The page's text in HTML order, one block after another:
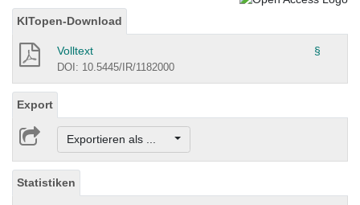
KITopen-Download
Volltext §
DOI: 10.5445/IR/1182000
Export
Exportieren als ...
Statistiken